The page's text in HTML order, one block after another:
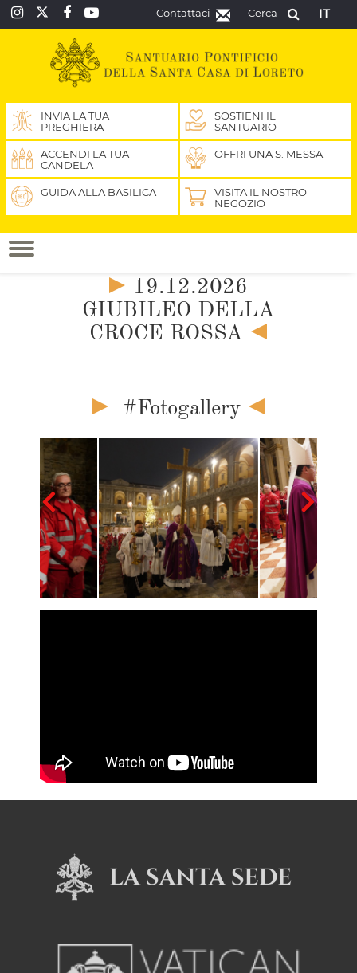
IT
Cerca
Contattaci
INVIA LA TUA
PREGHIERA
SOSTIENI IL
SANTUARIO
ACCENDI LA TUA
CANDELA
OFFRI UNA S. MESSA
GUIDA ALLA BASILICA
VISITA IL NOSTRO
NEGOZIO
19.12.2026
GIUBILEO DELLA
CROCE ROSSA
#Fotogallery